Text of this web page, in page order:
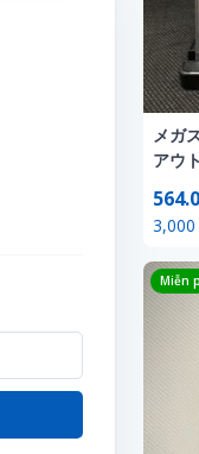
viên
tưởng
thao
メガ
アウ
Miễn